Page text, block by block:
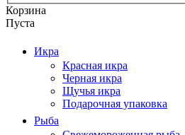
Корзина
Пуста
Икра
Красная икра
Черная икра
Щучья икра
Подарочная упаковка
Рыба